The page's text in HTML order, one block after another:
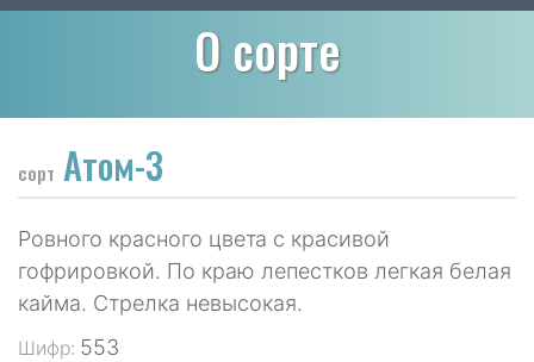
О сорте
сорт Атом-3
Ровного красного цвета с красивой
гофрировкой. По краю лепестков легкая белая
кайма. Стрелка невысокая.
Шифр: 553